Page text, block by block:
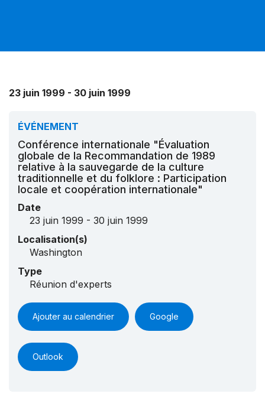
23 juin 1999 - 30 juin 1999
ÉVÉNEMENT
Conférence internationale "Évaluation
globale de la Recommandation de 1989
relative à la sauvegarde de la culture
traditionnelle et du folklore : Participation
locale et coopération internationale"
Date
23 juin 1999 - 30 juin 1999
Localisation(s)
Washington
Type
Réunion d'experts
Ajouter au calendrier Google
Outlook